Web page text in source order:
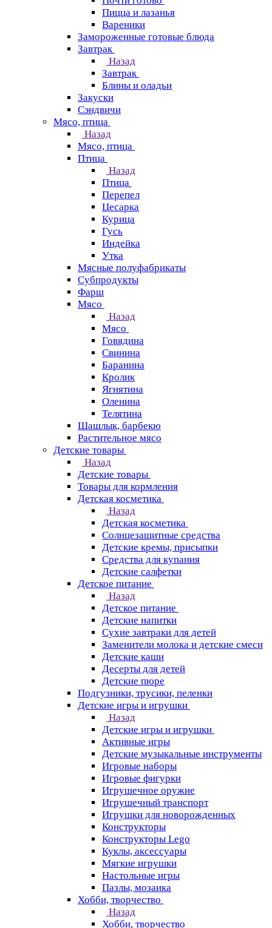
Пицца и лазанья
Вареники
Замороженные готовые блюда
Завтрак
Назад
Завтрак
Блины и оладьи
Закуски
Сэндвичи
Мясо, птица
Назад
Мясо, птица
Птица
Назад
Птица
Перепел
Цесарка
Курица
Гусь
Индейка
Утка
Мясные полуфабрикаты
Субпродукты
Фарш
Мясо
Назад
Мясо
Говядина
Свинина
Баранина
Кролик
Ягнятина
Оленина
Телятина
Шашлык, барбекю
Растительное мясо
Детские товары
Назад
Детские товары
Товары для кормления
Детская косметика
Назад
Детская косметика
Солнцезащитные средства
Детские кремы, присыпки
Средства для купания
Детские салфетки
Детское питание
Назад
Детское питание
Детские напитки
Сухие завтраки для детей
Заменители молока и детские смеси
Детские каши
Десерты для детей
Детские пюре
Подгузники, трусики, пеленки
Детские игры и игрушки
Назад
Детские игры и игрушки
Активные игры
Детские музыкальные инструменты
Игровые наборы
Игровые фигурки
Игрушечное оружие
Игрушечный транспорт
Игрушки для новорожденных
Конструкторы
Конструкторы Lego
Куклы, аксессуары
Мягкие игрушки
Настольные игры
Пазлы, мозаика
Хобби, творчество
Назад
Хобби, творчество